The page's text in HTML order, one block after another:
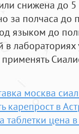
снижена до
за полчаса до
языком до
лабораториях
москва
карепрост в
таблетки цена